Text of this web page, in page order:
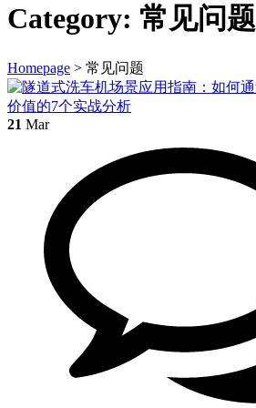
Category: 常见问题
Homepage > 常见问题
21 Mar